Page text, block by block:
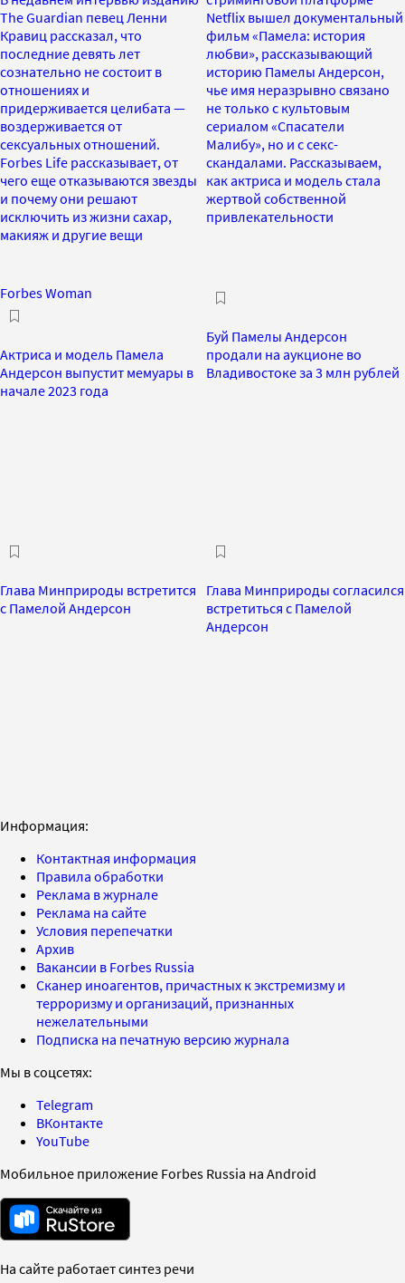
The Guardian певец Ленни
Кравиц рассказал, что
последние девять лет
сознательно не состоит в
отношениях и
придерживается целибата —
воздерживается от
сексуальных отношений.
Forbes Life рассказывает, от
чего еще отказываются звезды
и почему они решают
исключить из жизни сахар,
макияж и другие вещи
Netflix вышел документальный
фильм «Памела: история
любви», рассказывающий
историю Памелы Андерсон,
чье имя неразрывно связано
не только с культовым
сериалом «Спасатели
Малибу», но и с секс-
скандалами. Рассказываем,
как актриса и модель стала
жертвой собственной
привлекательности
Forbes Woman
Актриса и модель Памела
Андерсон выпустит мемуары в
начале 2023 года
Буй Памелы Андерсон
продали на аукционе во
Владивостоке за 3 млн рублей
Глава Минприроды встретится
с Памелой Андерсон
Глава Минприроды согласился
встретиться с Памелой
Андерсон
Информация:
Контактная информация
Правила обработки
Реклама в журнале
Реклама на сайте
Условия перепечатки
Архив
Вакансии в Forbes Russia
Сканер иноагентов, причастных к экстремизму и
терроризму и организаций, признанных
нежелательными
Подписка на печатную версию журнала
Мы в соцсетях:
Telegram
ВКонтакте
YouTube
Мобильное приложение Forbes Russia на Android
На сайте работает синтез речи